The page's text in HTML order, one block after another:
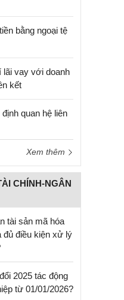
bằng ngoại tệ
lãi vay với doanh
kết
quan hệ liên
Xem thêm
CHÍNH-NGÂN
tài sản mã hóa
đủ điều kiện xử lý
2025 tác động
từ 01/01/2026?